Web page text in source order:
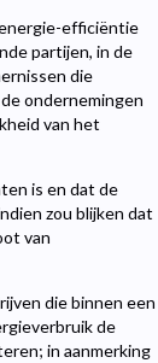
efficiëntie
partijen, in de
die
ondernemingen
van het
is en dat de
zou blijken dat
van
die binnen een
de
in aanmerking